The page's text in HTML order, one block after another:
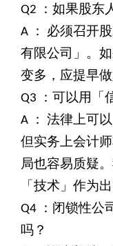
Q2
：如果股东
A
： 必须召开
有限公司」。
变多，应提早做
Q3
：可以用「
A
： 法律上可
但实务上会计
局也容易质疑
「技术」作为
Q4
：闭锁性公
吗？